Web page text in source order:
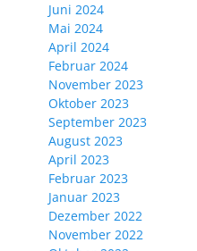
Juni 2024
Mai 2024
April 2024
Februar 2024
November 2023
Oktober 2023
September 2023
August 2023
April 2023
Februar 2023
Januar 2023
Dezember 2022
November 2022